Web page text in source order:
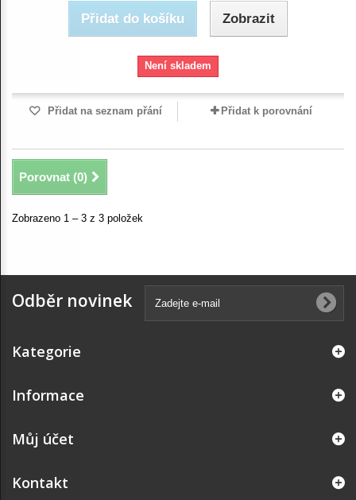
Přidat do košíku Zobrazit
Není skladem
Přidat na seznam přání Přidat k porovnání
Porovnat (0)
Zobrazeno 1 – 3 z 3 položek
Odběr novinek
Kategorie
Informace
Můj účet
Kontakt